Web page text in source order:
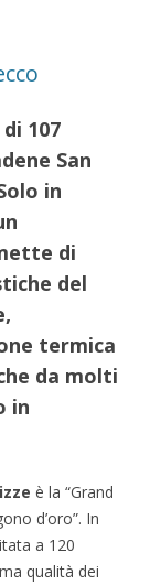
107
San
in
di
del
termica
da molti
in
è la “Grand
d’oro”. In
a 120
qualità dei